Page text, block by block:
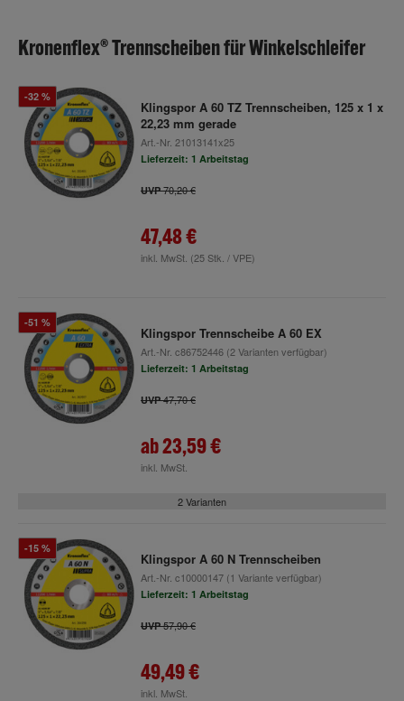
Kronenflex® Trennscheiben für Winkelschleifer
-32 %
Klingspor A 60 TZ Trennscheiben, 125 x 1 x
22,23 mm gerade
Art.-Nr. 21013141x25
Lieferzeit: 1 Arbeitstag
UVP70,20 €
47,48 €
inkl. MwSt. (25 Stk. / VPE)
-51 %
Klingspor Trennscheibe A 60 EX
Art.-Nr. c86752446(2 Varianten verfügbar)
Lieferzeit: 1 Arbeitstag
UVP47,70 €
ab23,59 €
inkl. MwSt.
2 Varianten
-15 %
Klingspor A 60 N Trennscheiben
Art.-Nr. c10000147(1 Variante verfügbar)
Lieferzeit: 1 Arbeitstag
UVP57,90 €
49,49 €
inkl. MwSt.